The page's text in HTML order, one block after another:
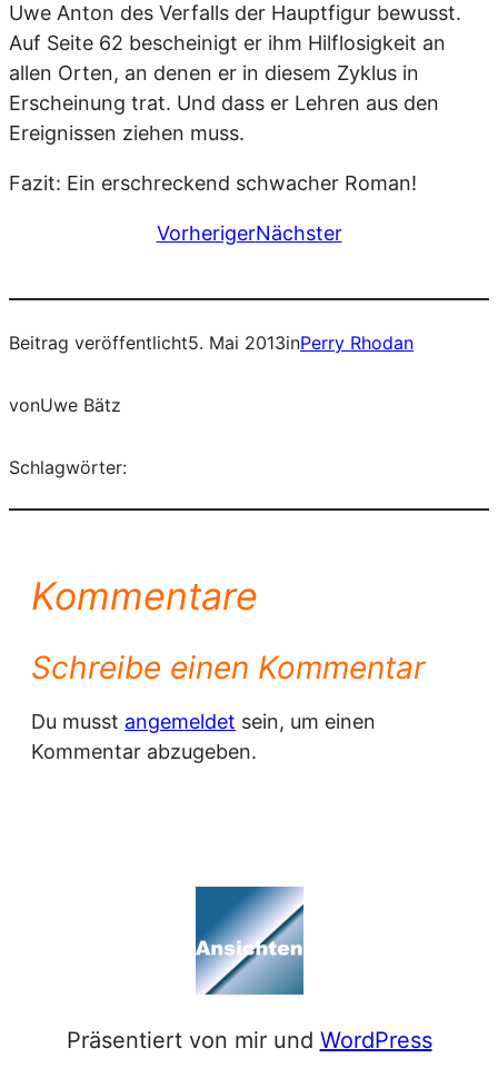
Uwe Anton des Verfalls der Hauptfigur bewusst.
Auf Seite 62 bescheinigt er ihm Hilflosigkeit an
allen Orten, an denen er in diesem Zyklus in
Erscheinung trat. Und dass er Lehren aus den
Ereignissen ziehen muss.
Fazit: Ein erschreckend schwacher Roman!
VorherigerNächster
Beitrag veröffentlicht5. Mai 2013inPerry Rhodan
vonUwe Bätz
Schlagwörter:
Kommentare
Schreibe einen Kommentar
Du musst angemeldet sein, um einen
Kommentar abzugeben.
Präsentiert von mir und WordPress